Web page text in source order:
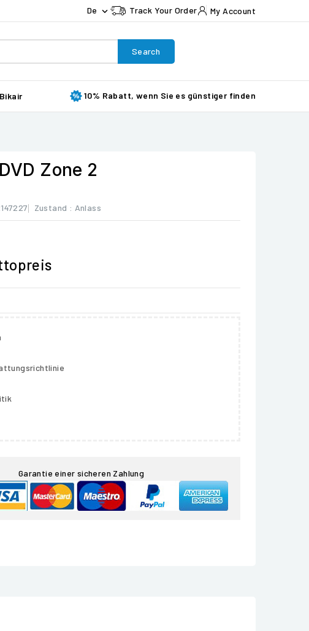
De  Track Your Order My Account
Search
10% Rabatt, wenn Sie es günstiger finden
Zone 2
Zustand : Anlass
Garantie einer sicheren Zahlung